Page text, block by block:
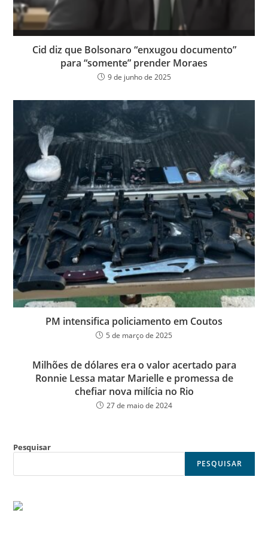
Cid diz que Bolsonaro “enxugou documento”
para “somente” prender Moraes
9 de junho de 2025
PM intensifica policiamento em Coutos
5 de março de 2025
Milhões de dólares era o valor acertado para
Ronnie Lessa matar Marielle e promessa de
chefiar nova milícia no Rio
27 de maio de 2024
Pesquisar
PESQUISAR